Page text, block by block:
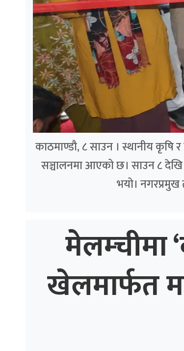
काठमाण्डौ, ८ साउन । स्थानीय कृषि
सञ्चालनमा आएको छ। साउन ८
भयो।
मेलम्चीमा
खेलमार्फत